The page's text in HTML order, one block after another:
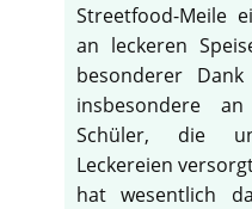
Streetfood-Meile
an leckeren
besonderer
insbesondere
Schüler, die
Leckereien
hat wesentlich